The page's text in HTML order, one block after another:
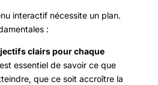
interactif nécessite un plan.
:
clairs pour chaque
essentiel de savoir ce que
que ce soit accroître la